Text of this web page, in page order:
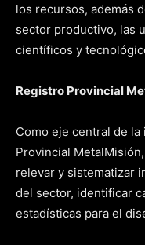
los recursos, además
sector productivo, las
científicos y
Registro Provincial
Como eje central de
Provincial
relevar y sistematizar
del sector, identificar
estadísticas para el